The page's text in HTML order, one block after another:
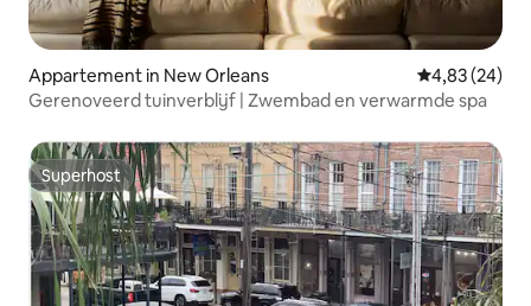
Appartement in New Orleans Gemiddelde
4,83 (24)
Gerenoveerd tuinverblijf | Zwembad en verwarmde spa
Superhost
Superhost